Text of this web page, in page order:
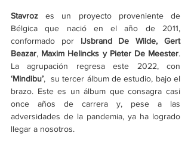
Stavroz es un proyecto proveniente de
Bélgica que nació en el año de 2011,
conformado por IJsbrand De Wilde, Gert
Beazar, Maxim Helincks y Pieter De Meester.
‘Mindibu’,  su tercer álbum de estudio, bajo el
brazo. Este es un álbum que consagra casi
once años de carrera y, pese a las
adversidades de la pandemia, ya ha logrado
llegar a nosotros.